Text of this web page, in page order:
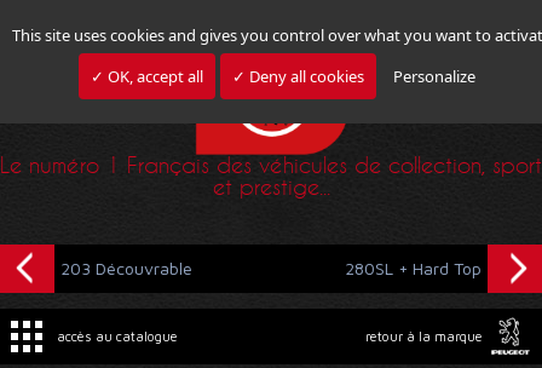
This site uses cookies and gives you control over what you want to
✓ OK, accept all
✓ Deny all cookies Personalize
Le numéro 1 Français des véhicules de collection, sport
et prestige...
203 Découvrable
accès au catalogue retour à la marque
280SL + Hard Top